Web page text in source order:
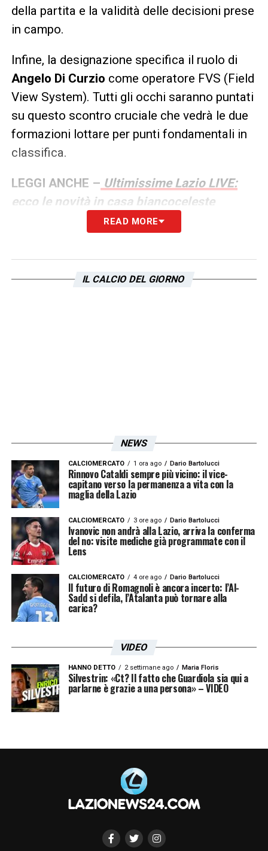
della partita e la validità delle decisioni prese
in campo.
Infine, la designazione specifica il ruolo di
Angelo Di Curzio come operatore FVS (Field
View System). Tutti gli occhi saranno puntati
su questo scontro cruciale che vedrà le due
formazioni lottare per punti fondamentali in
classifica.
LEGGI ANCHE – Ultimissime Lazio LIVE:
ecco le novità in casa biancoceleste
READ MORE
IL CALCIO DEL GIORNO
NEWS
CALCIOMERCATO 1 ora ago Dario Bartolucci
Rinnovo Cataldi sempre più vicino: il vice-
capitano verso la permanenza a vita con la
maglia della Lazio
CALCIOMERCATO 3 ore ago Dario Bartolucci
Ivanovic non andrà alla Lazio, arriva la conferma
del no: visite mediche già programmate con il
Lens
CALCIOMERCATO 4 ore ago Dario Bartolucci
Il futuro di Romagnoli è ancora incerto: l’Al-
Sadd si defila, l’Atalanta può tornare alla
carica?
VIDEO
HANNO DETTO 2 settimane ago Maria Floris
Silvestrin: «Ct? Il fatto che Guardiola sia qui a
parlarne è grazie a una persona» – VIDEO